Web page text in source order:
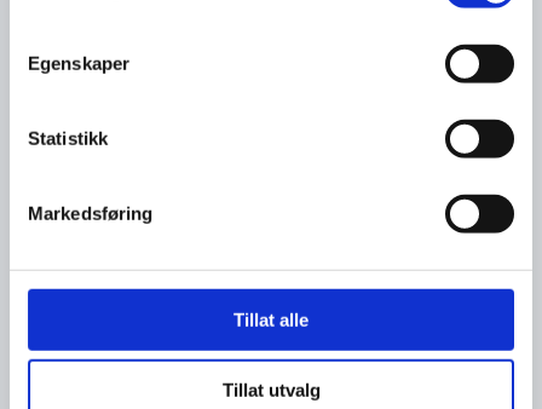
Egenskaper
Statistikk
Markedsføring
Tillat alle
Tillat utvalg